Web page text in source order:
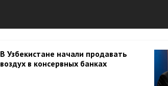
В Узбекистане начали продавать
воздух в консервных банках